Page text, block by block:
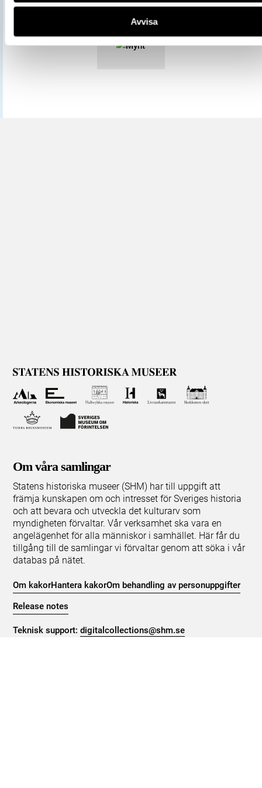
Avvisa
Mer information om licenser hos Statens historiska museer.
Om våra samlingar
Statens historiska museer (SHM) har till uppgift att
främja kunskapen om och intresset för Sveriges historia
och att bevara och utveckla det kulturarv som
myndigheten förvaltar. Vår verksamhet ska vara en
angelägenhet för alla människor i samhället. Här får du
tillgång till de samlingar vi förvaltar genom att söka i vår
databas på nätet.
Om kakorHantera kakorOm behandling av personuppgifter
Release notes
Teknisk support:digitalcollections@shm.se